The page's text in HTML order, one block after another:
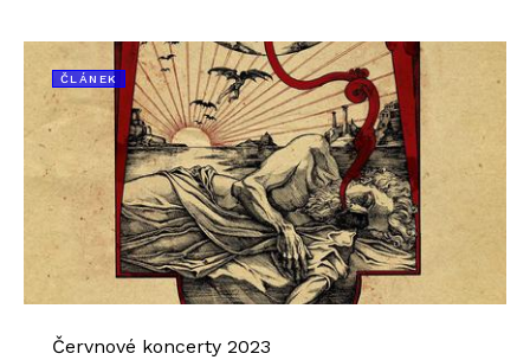
ČLÁNEK
Červnové koncerty 2023